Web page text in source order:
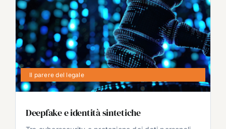
Il parere del legale
Deepfake e identità sintetiche